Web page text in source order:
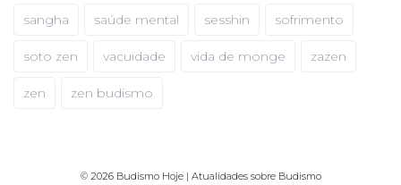
sangha saúde mental sesshin sofrimento
soto zen vacuidade vida de monge zazen
zen zen budismo
© 2026 Budismo Hoje | Atualidades sobre Budismo